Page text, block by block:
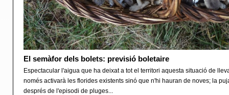
El semàfor dels bolets: previsió boletaire
Espectacular l'aigua que ha deixat a tot el territori aquesta situació de
només activarà les florides existents sinó que n'hi hauran de noves; la
després de l'episodi de pluges...